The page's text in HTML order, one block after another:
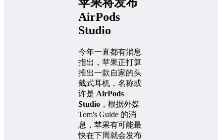
AirPods
Studio
今年一直都有消息
指出，苹果正打算
推出一款自家的头
戴式耳机，名称或
许是 AirPods
Studio ，根据外媒
Tom's Guide 的消
息，苹果有可能最
快在下周就会发布